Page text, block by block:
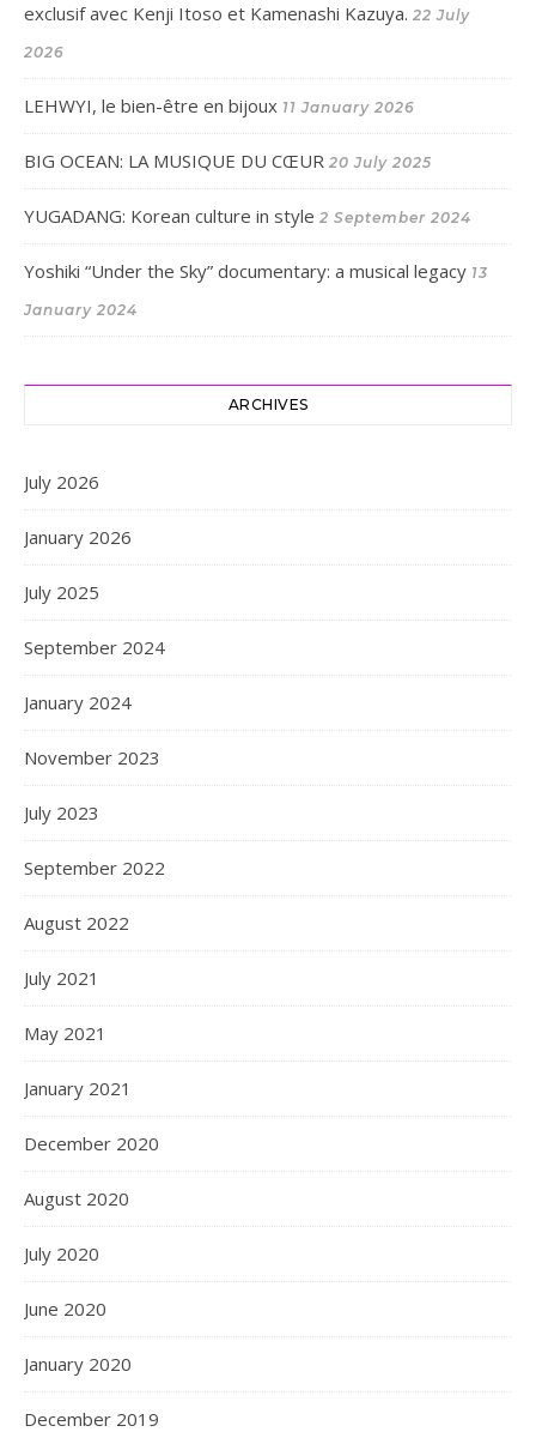
exclusif avec Kenji Itoso et Kamenashi Kazuya. 22 July
2026
LEHWYI, le bien-être en bijoux 11 January 2026
BIG OCEAN: LA MUSIQUE DU CŒUR 20 July 2025
YUGADANG: Korean culture in style 2 September 2024
Yoshiki “Under the Sky” documentary: a musical legacy 13
January 2024
ARCHIVES
July 2026
January 2026
July 2025
September 2024
January 2024
November 2023
July 2023
September 2022
August 2022
July 2021
May 2021
January 2021
December 2020
August 2020
July 2020
June 2020
January 2020
December 2019